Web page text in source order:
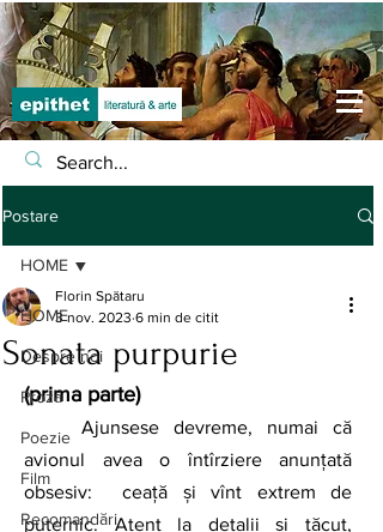
Postare
HOME
Despre noi
Proză
Poezie
Film
Recomandări
HOME
Sonata purpurie
Florin Spătaru
3 nov. 2023 6 min de citit
(prima parte)
Ajunsese devreme, numai că
avionul avea o întîrziere anunțată
obsesiv:  ceață și vînt extrem de
puternic. Atent la detalii și tăcut,